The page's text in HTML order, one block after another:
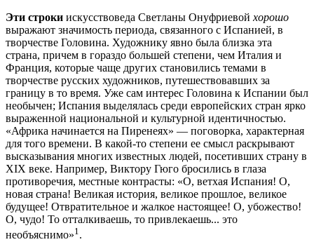
Эти строки искусствоведа Светланы Онуфриевой хорошо
выражают значимость периода, связанного с Испанией, в
творчестве Головина. Художнику явно была близка эта
страна, причем в гораздо большей степени, чем Италия и
Франция, которые чаще других становились темами в
творчестве русских художников, путешествовавших за
границу в то время. Уже сам интерес Головина к Испании был
необычен; Испания выделялась среди европейских стран ярко
выраженной национальной и культурной идентичностью.
«Африка начинается на Пиренеях» — поговорка, характерная
для того времени. В какой-то степени ее смысл раскрывают
высказывания многих известных людей, посетивших страну в
XIX веке. Например, Виктору Гюго бросились в глаза
противоречия, местные контрасты: «О, ветхая Испания! О,
новая страна! Великая история, великое прошлое, великое
будущее! Отвратительное и жалкое настоящее! О, убожество!
О, чудо! То отталкиваешь, то привлекаешь... это
необъяснимо»1 .